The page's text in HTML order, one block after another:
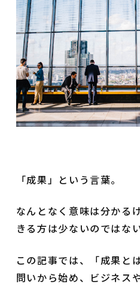
「成果」という言葉。
なんとなく意味は分かる
きる方は少ないのではな
この記事では、「成果と
問いから始め、ビジネス